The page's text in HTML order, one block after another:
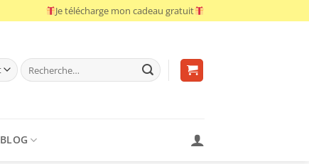
Je télécharge mon cadeau gratuit
Recherche
pour :
BLOG